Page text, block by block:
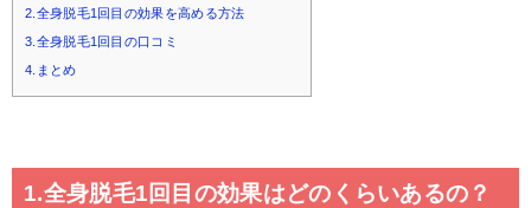
2.全身脱毛1回目の効果を高める方法
3.全身脱毛1回目の口コミ
4.まとめ
1.全身脱毛1回目の効果はどのくらいあるの？